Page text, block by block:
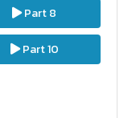
Part 8
Part 10